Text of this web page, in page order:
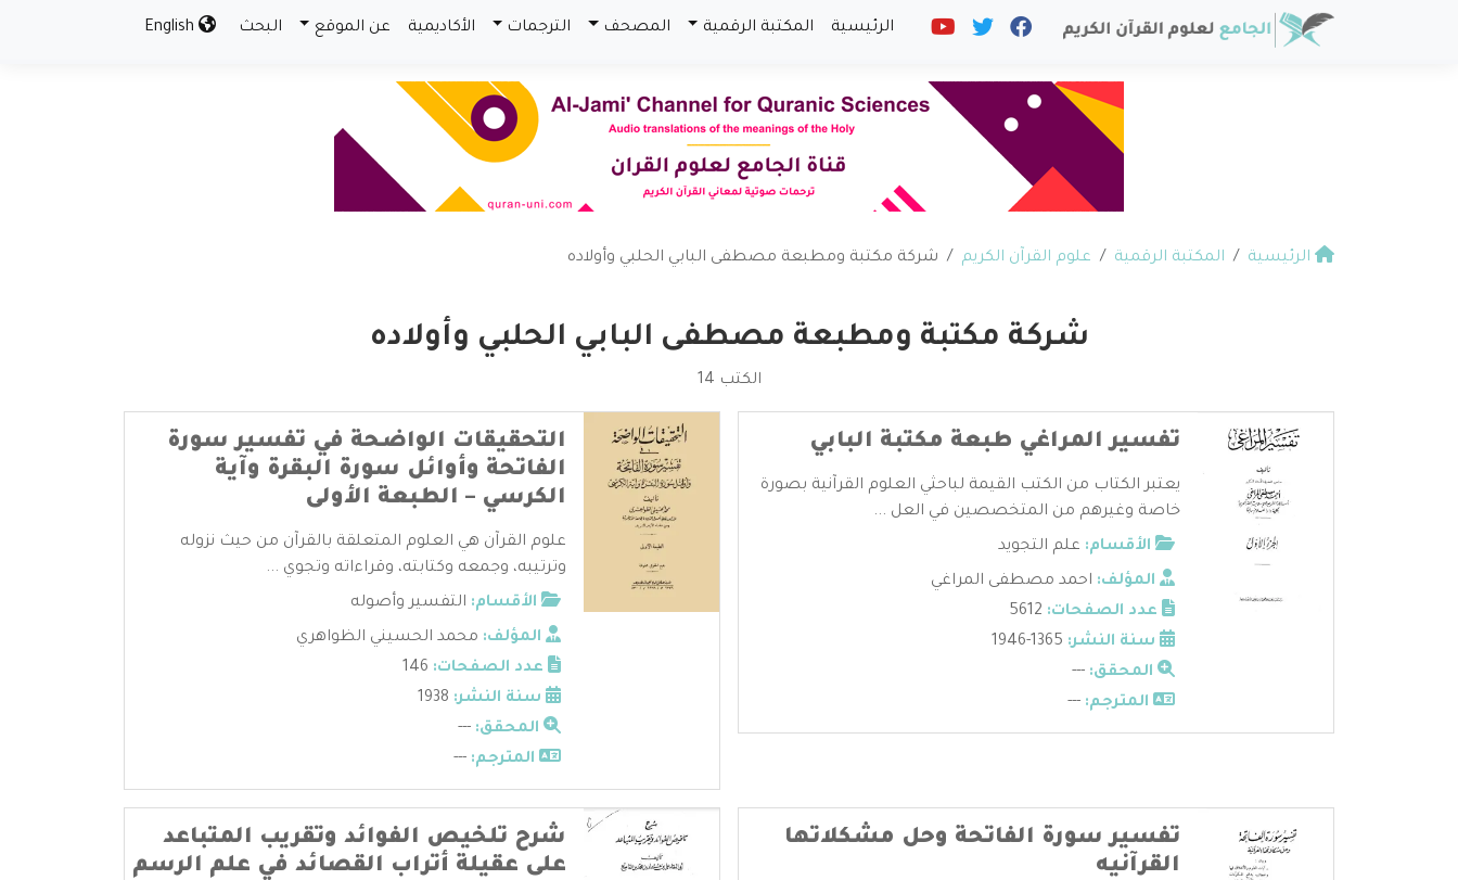
الرئيسية المكتبة الرقمية المصحف الترجمات الأكاديمية عن الموقع البحث
الرئيسية المكتبة الرقمية علوم القرآن الكريم شركة مكتبة ومطبعة مصطفى البابي الحلبي وأولاده
شركة مكتبة ومطبعة مصطفى البابي الحلبي وأولاده
الكتب 14
تفسير المراغي طبعة مكتبة البابي
يعتبر الكتاب من الكتب القيمة لباحثي العلوم القرآنية بصورة
خاصة وغيرهم من المتخصصين في العل ...
الأقسام: علم التجويد
المؤلف: احمد مصطفى المراغي
عدد الصفحات:
سنة النشر:
المحقق: ---
المترجم: ---
التحقيقات الواضحة في تفسير سورة
الفاتحة وأوائل سورة البقرة وآية
الكرسي – الطبعة الأولى
علوم القرآن هي العلوم المتعلقة بالقرآن من حيث نزوله
وترتيبه، وجمعه وكتابته، وقراءاته وتجوي ...
الأقسام: التفسير وأصوله
المؤلف: محمد الحسيني الظواهري
عدد الصفحات:
سنة النشر:
المحقق: ---
المترجم: ---
تفسير سورة الفاتحة وحل مشكلاتها
القرآنيه
شرح تلخيص الفوائد وتقريب المتباعد
على عقيلة أتراب القصائد في علم الرسم